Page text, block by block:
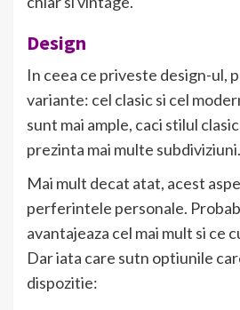
Design
In ceea ce priveste design-ul,
variante: cel clasic si cel
sunt mai ample, caci stilul
prezinta mai multe subdiviziuni.
Mai mult decat atat, acest
perferintele personale.
avantajeaza cel mai mult si ce
Dar iata care sutn optiunile
dispozitie: